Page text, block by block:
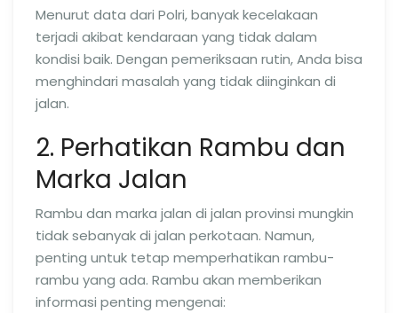
Menurut data dari Polri, banyak kecelakaan
terjadi akibat kendaraan yang tidak dalam
kondisi baik. Dengan pemeriksaan rutin, Anda bisa
menghindari masalah yang tidak diinginkan di
jalan.
2. Perhatikan Rambu dan
Marka Jalan
Rambu dan marka jalan di jalan provinsi mungkin
tidak sebanyak di jalan perkotaan. Namun,
penting untuk tetap memperhatikan rambu-
rambu yang ada. Rambu akan memberikan
informasi penting mengenai: